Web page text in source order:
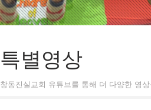
특별영상
창동진실교회 유튜브를 통해 더 다양한 영